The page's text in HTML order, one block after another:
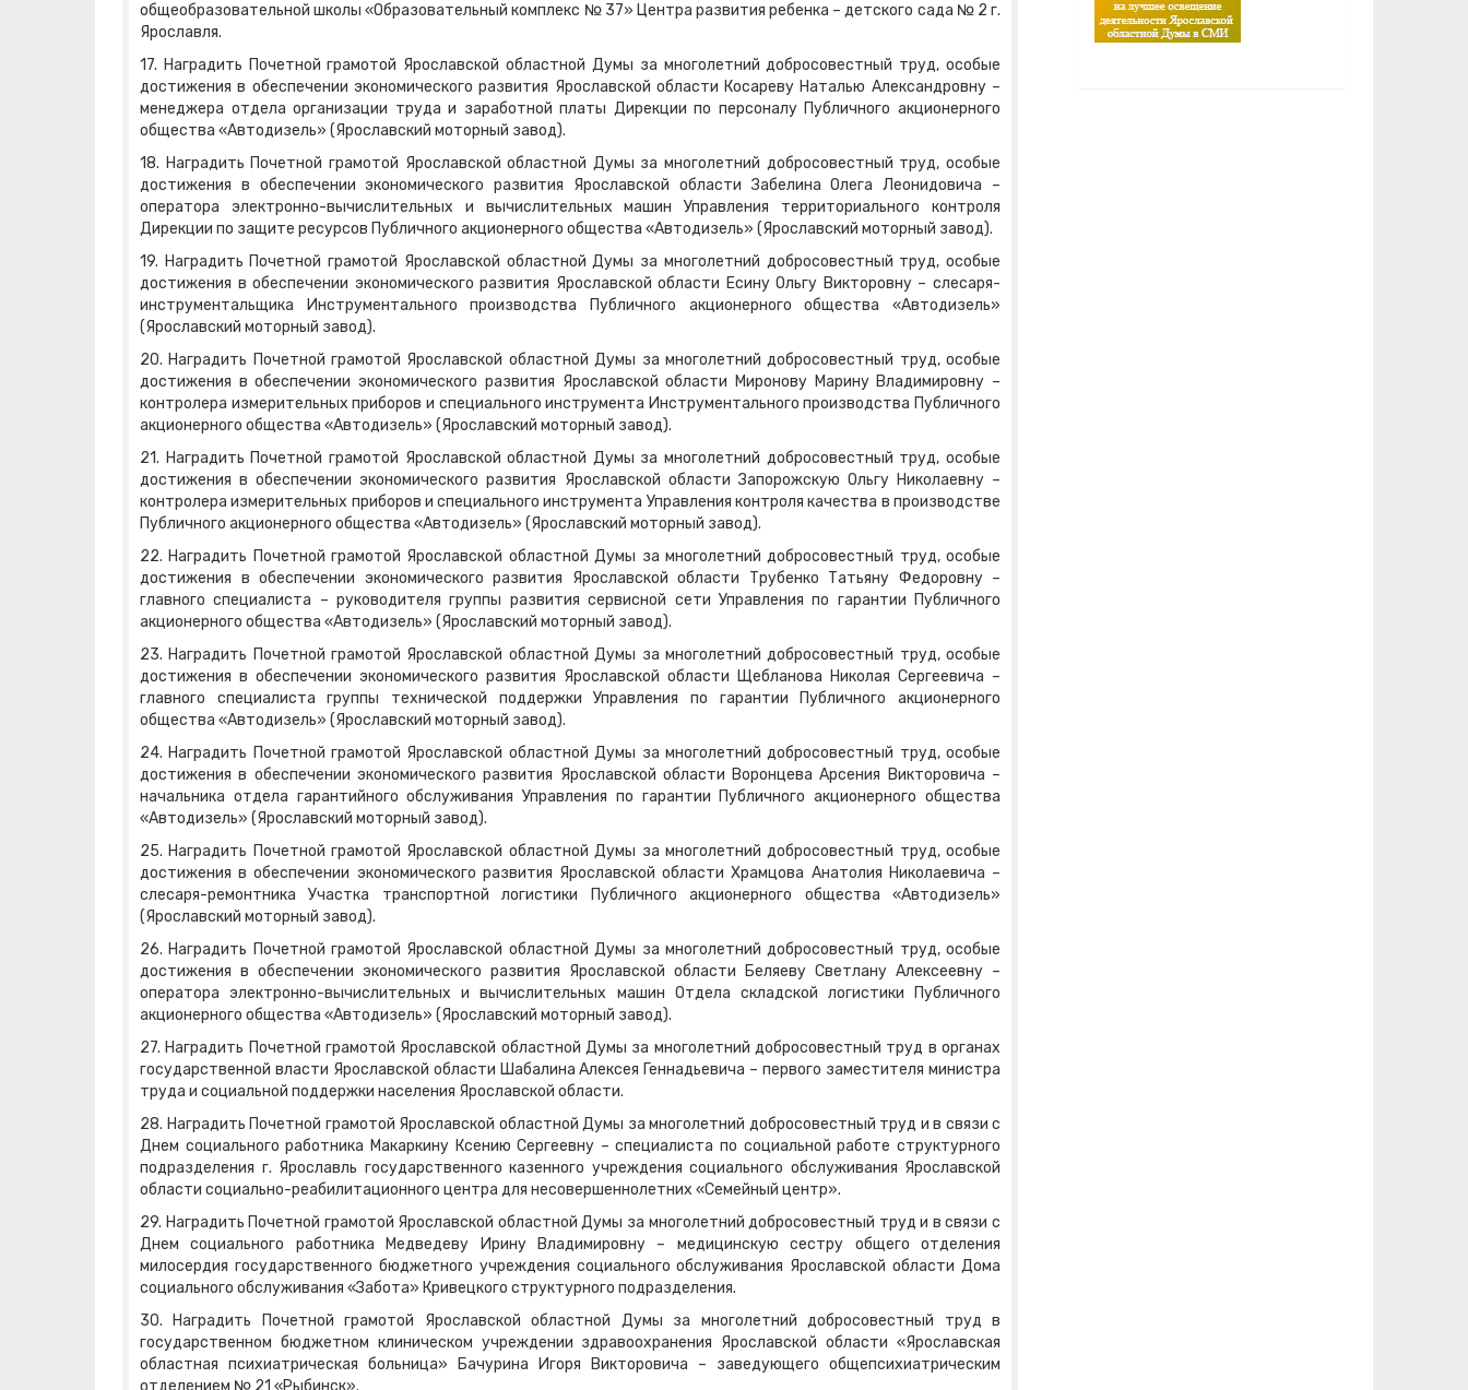
общеобразовательной школы «Образовательный комплекс № 37» Центра развития ребенка – детского сада № 2 г.
Ярославля.
17. Наградить Почетной грамотой Ярославской областной Думы за многолетний добросовестный труд, особые
достижения в обеспечении экономического развития Ярославской области Косареву Наталью Александровну –
менеджера отдела организации труда и заработной платы Дирекции по персоналу Публичного акционерного
общества «Автодизель» (Ярославский моторный завод).
18. Наградить Почетной грамотой Ярославской областной Думы за многолетний добросовестный труд, особые
достижения в обеспечении экономического развития Ярославской области Забелина Олега Леонидовича –
оператора электронно-вычислительных и вычислительных машин Управления территориального контроля
Дирекции по защите ресурсов Публичного акционерного общества «Автодизель» (Ярославский моторный завод).
19. Наградить Почетной грамотой Ярославской областной Думы за многолетний добросовестный труд, особые
достижения в обеспечении экономического развития Ярославской области Есину Ольгу Викторовну – слесаря-
инструментальщика Инструментального производства Публичного акционерного общества «Автодизель»
(Ярославский моторный завод).
20. Наградить Почетной грамотой Ярославской областной Думы за многолетний добросовестный труд, особые
достижения в обеспечении экономического развития Ярославской области Миронову Марину Владимировну –
контролера измерительных приборов и специального инструмента Инструментального производства Публичного
акционерного общества «Автодизель» (Ярославский моторный завод).
21. Наградить Почетной грамотой Ярославской областной Думы за многолетний добросовестный труд, особые
достижения в обеспечении экономического развития Ярославской области Запорожскую Ольгу Николаевну –
контролера измерительных приборов и специального инструмента Управления контроля качества в производстве
Публичного акционерного общества «Автодизель» (Ярославский моторный завод).
22. Наградить Почетной грамотой Ярославской областной Думы за многолетний добросовестный труд, особые
достижения в обеспечении экономического развития Ярославской области Трубенко Татьяну Федоровну –
главного специалиста – руководителя группы развития сервисной сети Управления по гарантии Публичного
акционерного общества «Автодизель» (Ярославский моторный завод).
23. Наградить Почетной грамотой Ярославской областной Думы за многолетний добросовестный труд, особые
достижения в обеспечении экономического развития Ярославской области Щебланова Николая Сергеевича –
главного специалиста группы технической поддержки Управления по гарантии Публичного акционерного
общества «Автодизель» (Ярославский моторный завод).
24. Наградить Почетной грамотой Ярославской областной Думы за многолетний добросовестный труд, особые
достижения в обеспечении экономического развития Ярославской области Воронцева Арсения Викторовича –
начальника отдела гарантийного обслуживания Управления по гарантии Публичного акционерного общества
«Автодизель» (Ярославский моторный завод).
25. Наградить Почетной грамотой Ярославской областной Думы за многолетний добросовестный труд, особые
достижения в обеспечении экономического развития Ярославской области Храмцова Анатолия Николаевича –
слесаря-ремонтника Участка транспортной логистики Публичного акционерного общества «Автодизель»
(Ярославский моторный завод).
26. Наградить Почетной грамотой Ярославской областной Думы за многолетний добросовестный труд, особые
достижения в обеспечении экономического развития Ярославской области Беляеву Светлану Алексеевну –
оператора электронно-вычислительных и вычислительных машин Отдела складской логистики Публичного
акционерного общества «Автодизель» (Ярославский моторный завод).
27. Наградить Почетной грамотой Ярославской областной Думы за многолетний добросовестный труд в органах
государственной власти Ярославской области Шабалина Алексея Геннадьевича – первого заместителя министра
труда и социальной поддержки населения Ярославской области.
28. Наградить Почетной грамотой Ярославской областной Думы за многолетний добросовестный труд и в связи с
Днем социального работника Макаркину Ксению Сергеевну – специалиста по социальной работе структурного
подразделения г. Ярославль государственного казенного учреждения социального обслуживания Ярославской
области социально-реабилитационного центра для несовершеннолетних «Семейный центр».
29. Наградить Почетной грамотой Ярославской областной Думы за многолетний добросовестный труд и в связи с
Днем социального работника Медведеву Ирину Владимировну – медицинскую сестру общего отделения
милосердия государственного бюджетного учреждения социального обслуживания Ярославской области Дома
социального обслуживания «Забота» Кривецкого структурного подразделения.
30. Наградить Почетной грамотой Ярославской областной Думы за многолетний добросовестный труд в
государственном бюджетном клиническом учреждении здравоохранения Ярославской области «Ярославская
областная психиатрическая больница» Бачурина Игоря Викторовича – заведующего общепсихиатрическим